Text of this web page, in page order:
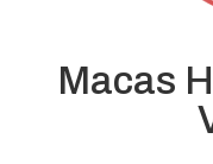
Macas